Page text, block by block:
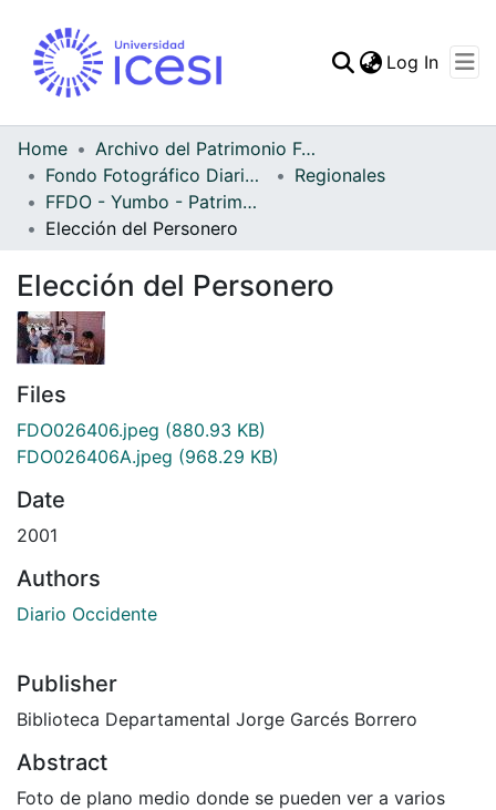
Statistics
Log In
Home
Archivo del Patrimonio Fotográfico y Fílmico del Valle del Cauca
Fondo Fotográfico Diario Occidente
Regionales
FFDO - Yumbo - Patrimonial
Elección del Personero
Elección del Personero
Files
FDO026406.jpeg (880.93 KB)
FDO026406A.jpeg (968.29 KB)
Date
2001
Authors
Diario Occidente
Publisher
Biblioteca Departamental Jorge Garcés Borrero
Abstract
Foto de plano medio donde se pueden ver a varios